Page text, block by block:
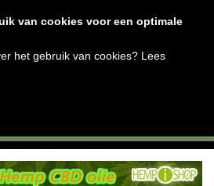
van cookies voor een optimale
het gebruik van cookies? Lees